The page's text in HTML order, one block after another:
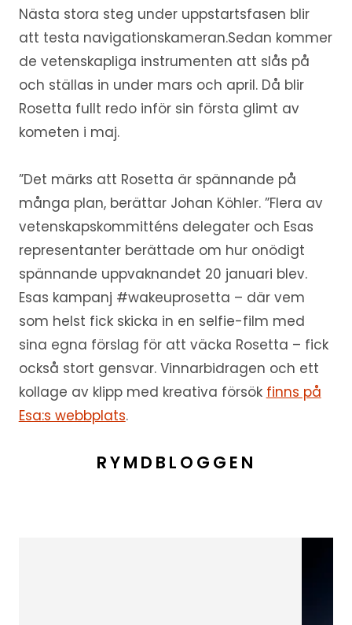
Nästa stora steg under uppstartsfasen blir
att testa navigationskameran.Sedan kommer
de vetenskapliga instrumenten att slås på
och ställas in under mars och april. Då blir
Rosetta fullt redo inför sin första glimt av
kometen i maj.
”Det märks att Rosetta är spännande på
många plan, berättar Johan Köhler. ”Flera av
vetenskapskommitténs delegater och Esas
representanter berättade om hur onödigt
spännande uppvaknandet 20 januari blev.
Esas kampanj #wakeuprosetta – där vem
som helst fick skicka in en selfie-film med
sina egna förslag för att väcka Rosetta – fick
också stort gensvar. Vinnarbidragen och ett
kollage av klipp med kreativa försök finns på
Esa:s webbplats.
RYMDBLOGGEN